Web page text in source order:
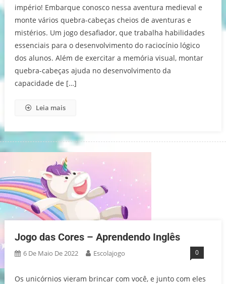
império! Embarque conosco nessa aventura medieval e
monte vários quebra-cabeças cheios de aventuras e
mistérios. Um jogo desafiador, que trabalha habilidades
essenciais para o desenvolvimento do raciocínio lógico
dos alunos. Além de exercitar a memória visual, montar
quebra-cabeças ajuda no desenvolvimento da
capacidade de […]
Leia mais
Jogo das Cores – Aprendendo Inglês
6 De Maio De 2022 Escolajogo 0
Os unicórnios vieram brincar com você, e junto com eles